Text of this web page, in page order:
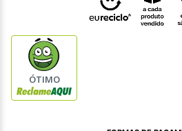
ÓTIMO